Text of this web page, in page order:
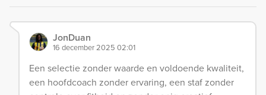
JonDuan
16 december 2025 02:01
Een selectie zonder waarde en voldoende kwaliteit,
een hoofdcoach zonder ervaring, een staf zonder